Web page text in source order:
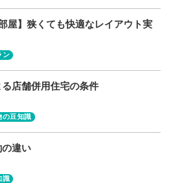
ズレス）「室内感覚
い」
性を両立させたデザインで、
びりできます。非日常的な憩
しの中にゆたかさをもたらして
屋】狭くても快適なレイアウト実
ン
店舗併用住宅の条件
の豆知識
違い
識